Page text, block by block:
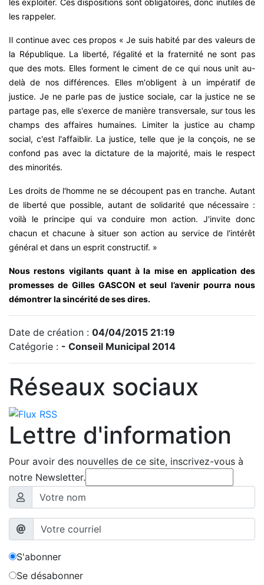
les exploiter. Ces dispositions sont obligatoires, donc inutiles de
les rappeler.
Il continue avec ces propos « Je suis habité par des valeurs de
la République. La liberté, l’égalité et la fraternité ne sont pas
que des mots. Elles forment le ciment de ce qui nous unit au-
delà de nos différences. Elles m'obligent à un impératif de
justice. Je ne parle pas de justice sociale, car la justice ne se
partage pas, elle s'exerce de manière transversale, sur tous les
champs des affaires humaines. Limiter la justice au champ
social, c'est l'affaiblir. La justice, telle que je la conçois, ne se
confond pas avec la dictature de la majorité, mais le respect
des minorités.
Les droits de l'homme ne se découpent pas en tranche. Autant
de liberté que possible, autant de solidarité que nécessaire :
voilà le principe qui va conduire mon action. J'invite donc
chacun et chacune à situer son action au service de l'intérêt
général et dans un esprit constructif. »
Nous restons vigilants quant à la mise en application des
promesses de Gilles GASCON et seul l’avenir pourra nous
démontrer la sincérité de ses dires.
Date de création : 04/04/2015 21:19
Catégorie : - Conseil Municipal 2014
Réseaux sociaux
Lettre d'information
Pour avoir des nouvelles de ce site, inscrivez-vous à
notre Newsletter.
S'abonner
Se désabonner